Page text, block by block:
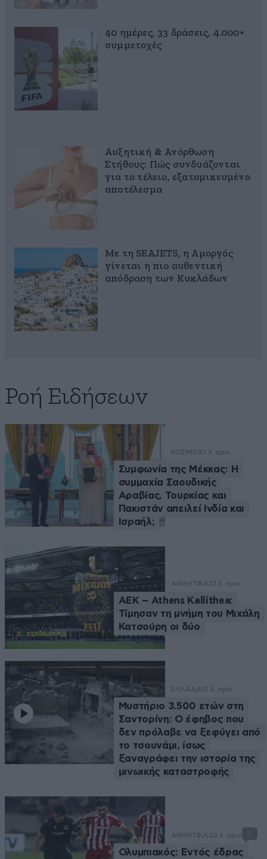
40 ημέρες, 33 δράσεις, 4.000+
συμμετοχές
Αυξητική & Ανόρθωση
Στήθους: Πώς συνδυάζονται
για το τέλειο, εξατομικευμένο
αποτέλεσμα
Με τη SEAJETS, η Αμοργός
γίνεται η πιο αυθεντική
απόδραση των Κυκλάδων
Ροή Ειδήσεων
ΚΟΣΜΟΣ 1 λ. πριν
Συμφωνία της Μέκκας: Η
συμμαχία Σαουδικής
Αραβίας, Τουρκίας και
Πακιστάν απειλεί Ινδία και
Ισραήλ;
ΑΘΛΗΤΙΚΑ 12 λ. πριν
ΑΕΚ – Athens Kallithea:
Τίμησαν τη μνήμη του Μιχάλη
Κατσούρη οι δύο
ΕΛΛΑΔΑ 13 λ. πριν
Μυστήριο 3.500 ετών στη
Σαντορίνη: Ο έφηβος που
δεν πρόλαβε να ξεφύγει από
το τσουνάμι, ίσως
ξαναγράφει την ιστορία της
μινωικής καταστροφής
ΑΘΛΗΤΙΚΑ 23 λ. πριν 1
Ολυμπιακός: Εντός έδρας